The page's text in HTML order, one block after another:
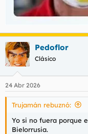
Pedoflor
Clásico
24 Abr 2026
Trujamán rebuznó:
Yo si no fuera porque
Bielorrusia.